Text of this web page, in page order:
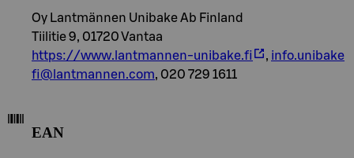
Oy Lantmännen Unibake Ab Finland
Tiilitie 9, 01720 Vantaa
https://www.lantmannen-unibake.fi
, info.unibake
fi@lantmannen.com, 020 729 1611
EAN